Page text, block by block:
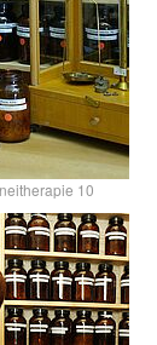
10